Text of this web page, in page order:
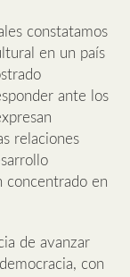
constatamos
en un país
ante los
relaciones
concentrado en
de avanzar
con